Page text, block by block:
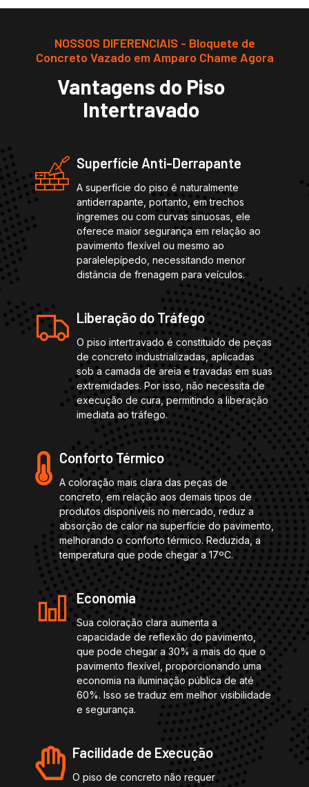
NOSSOS DIFERENCIAIS - Bloquete de
Concreto Vazado em Amparo Chame Agora
Vantagens do Piso
Intertravado
Superfície Anti-Derrapante
A superfície do piso é naturalmente
antiderrapante, portanto, em trechos
íngremes ou com curvas sinuosas, ele
oferece maior segurança em relação ao
pavimento flexível ou mesmo ao
paralelepípedo, necessitando menor
distância de frenagem para veículos.
Liberação do Tráfego
O piso intertravado é constituído de peças
de concreto industrializadas, aplicadas
sob a camada de areia e travadas em suas
extremidades. Por isso, não necessita de
execução de cura, permitindo a liberação
imediata ao tráfego.
Conforto Térmico
A coloração mais clara das peças de
concreto, em relação aos demais tipos de
produtos disponíveis no mercado, reduz a
absorção de calor na superfície do pavimento,
melhorando o conforto térmico. Reduzida, a
temperatura que pode chegar a 17ºC.
Economia
Sua coloração clara aumenta a
capacidade de reflexão do pavimento,
que pode chegar a 30% a mais do que o
pavimento flexível, proporcionando uma
economia na iluminação pública de até
60%. Isso se traduz em melhor visibilidade
e segurança.
Facilidade de Execução
O piso de concreto não requer